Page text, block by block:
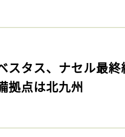
スタス、ナセル最
拠点は北九州